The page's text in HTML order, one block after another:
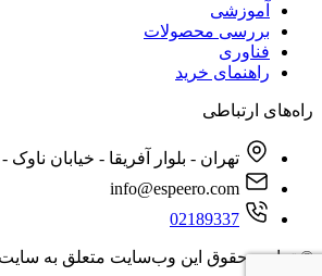
آموزشی
بررسی محصولات
فناوری
راهنمای خرید
راه‌های ارتباطی
تهران - بلوار آفریقا - خیابان ناوک -
02189337
© تمامی حقوق این وب‌سایت متعلق به